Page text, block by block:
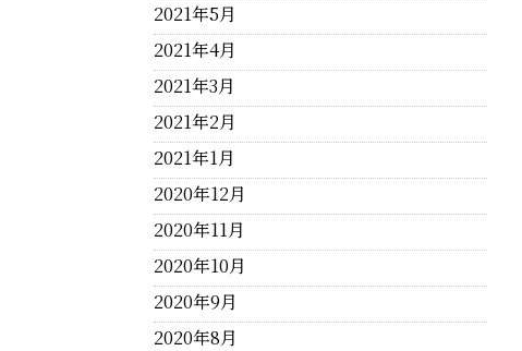
2021年5月
2021年4月
2021年3月
2021年2月
2021年1月
2020年12月
2020年11月
2020年10月
2020年9月
2020年8月